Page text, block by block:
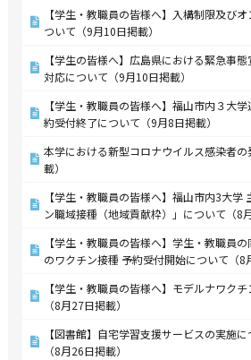
【学生・教職員の皆様へ】入構制限及び
ついて（9月10日掲載）
【学生の皆様へ】広島県における緊急事
対応について（9月10日掲載）
【学生・教職員の皆様へ】福山市内３大
約受付終了について（9月8日掲載）
本学における新型コロナウイルス感染者
載）
【学生・教職員の皆様へ】福山市内3大学
ン職域接種（地域貢献枠）」について（8
【学生・教職員の皆様へ】学生・教職員の
のワクチン接種 予約受付開始について（8
【学生・教職員の皆様へ】モデルナワク
（8月27日掲載）
【図書館】自宅学習支援サービスの実施
（8月26日掲載）